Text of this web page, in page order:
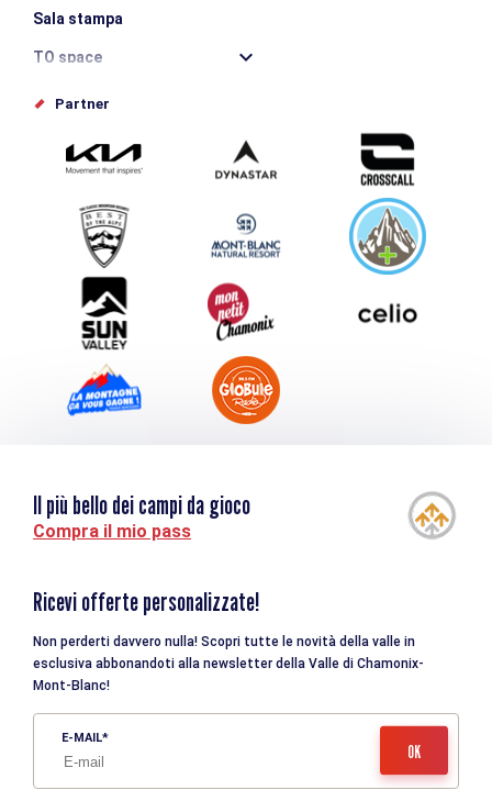
Sala stampa
TO space
Offices de tourisme
Inviate il vostro evento
Service groupes et séminaires
Scaricare
Turismo e disabilità
Partner
Il più bello dei campi da gioco
Compra il mio pass
Ricevi offerte personalizzate!
Non perderti davvero nulla! Scopri tutte le novità della valle in
esclusiva abbonandoti alla newsletter della Valle di Chamonix-
Mont-Blanc!
E-MAIL